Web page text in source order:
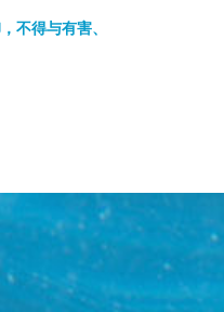
不得与有害、